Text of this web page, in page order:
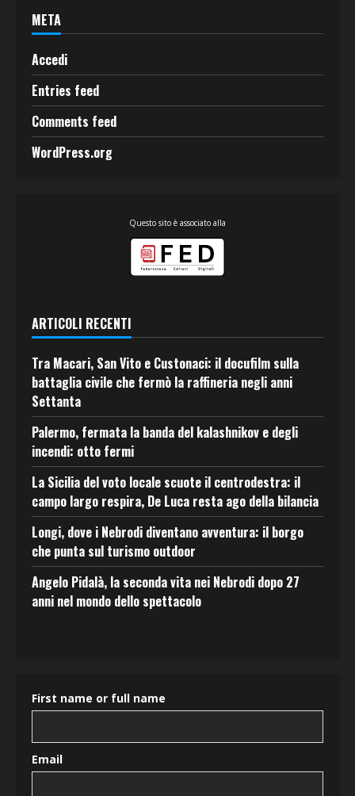
META
Accedi
Entries feed
Comments feed
WordPress.org
Questo sito è associato alla
ARTICOLI RECENTI
Tra Macari, San Vito e Custonaci: il docufilm sulla
battaglia civile che fermò la raffineria negli anni
Settanta
Palermo, fermata la banda del kalashnikov e degli
incendi: otto fermi
La Sicilia del voto locale scuote il centrodestra: il
campo largo respira, De Luca resta ago della bilancia
Longi, dove i Nebrodi diventano avventura: il borgo
che punta sul turismo outdoor
Angelo Pidalà, la seconda vita nei Nebrodi dopo 27
anni nel mondo dello spettacolo
First name or full name
Email